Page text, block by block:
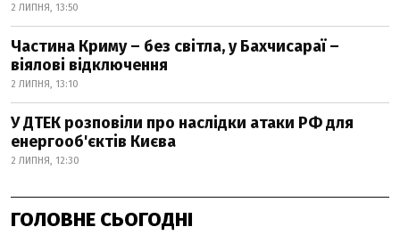
2 ЛИПНЯ, 13:50
Частина Криму – без світла, у Бахчисараї –
віялові відключення
2 ЛИПНЯ, 13:10
У ДТЕК розповіли про наслідки атаки РФ для
енергооб'єктів Києва
2 ЛИПНЯ, 12:30
ГОЛОВНЕ СЬОГОДНІ